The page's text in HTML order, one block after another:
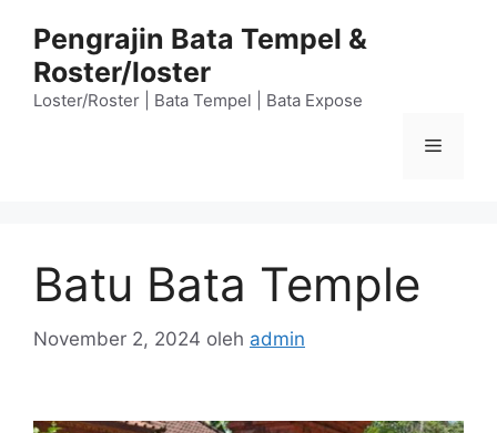
Pengrajin Bata Tempel &
Roster/loster
Loster/Roster | Bata Tempel | Bata Expose
Menu
Batu Bata Temple
November 2, 2024 oleh admin